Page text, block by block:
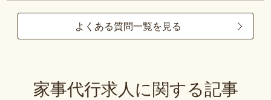
よくある質問一覧を見る
家事代行求人に関する記事